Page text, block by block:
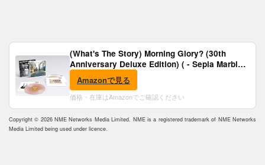
(What's The Story) Morning Glory? (30th
Anniversary Deluxe Edition) ( - Sepia Marble
Vinyl) [Analog]
Amazonで見る
価格・在庫はAmazonでご確認ください
Copyright © 2026 NME Networks Media Limited. NME is a registered trademark of NME Networks
Media Limited being used under licence.